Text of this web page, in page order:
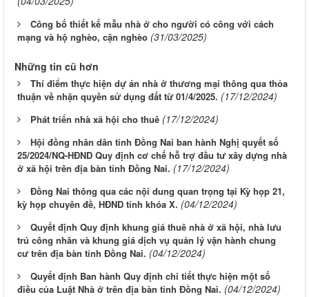
Công bố thiết kế mẫu nhà ở cho người có công với cách
mạng và hộ nghèo, cận nghèo (31/03/2025)
Những tin cũ hơn
Thí điểm thực hiện dự án nhà ở thương mại thông qua thỏa
thuận về nhận quyền sử dụng đất từ 01/4/2025. (17/12/2024)
Phát triển nhà xã hội cho thuê (17/12/2024)
Hội đồng nhân dân tỉnh Đồng Nai ban hành Nghị quyết số
25/2024/NQ-HĐND Quy định cơ chế hỗ trợ đầu tư xây dựng nhà
ở xã hội trên địa bàn tỉnh Đồng Nai. (17/12/2024)
Đồng Nai thông qua các nội dung quan trọng tại Kỳ họp 21,
kỳ họp chuyên đề, HĐND tỉnh khóa X. (04/12/2024)
Quyết định Quy định khung giá thuê nhà ở xã hội, nhà lưu
trú công nhân và khung giá dịch vụ quản lý vận hành chung
cư trên địa bàn tỉnh Đồng Nai. (04/12/2024)
Quyết định Ban hành Quy định chi tiết thực hiện một số
điều của Luật Nhà ở trên địa bàn tỉnh Đồng Nai. (04/12/2024)